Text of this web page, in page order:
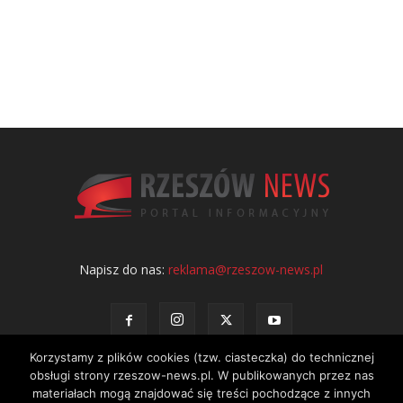
Napisz do nas:reklama@rzeszow-news.pl
Korzystamy z plików cookies (tzw. ciasteczka) do technicznej
obsługi strony rzeszow-news.pl. W publikowanych przez nas
materiałach mogą znajdować się treści pochodzące z innych